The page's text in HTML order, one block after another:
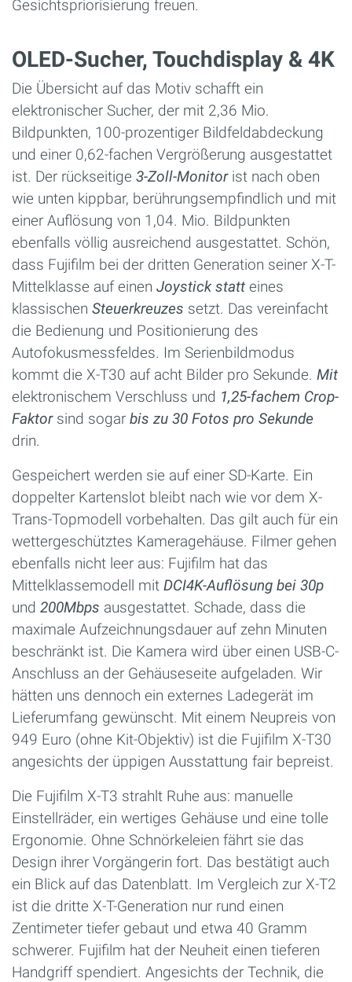
Gesichtspriorisierung freuen.
OLED-Sucher, Touchdisplay & 4K
Die Übersicht auf das Motiv schafft ein
elektronischer Sucher, der mit 2,36 Mio.
Bildpunkten, 100-prozentiger Bildfeldabdeckung
und einer 0,62-fachen Vergrößerung ausgestattet
ist. Der rückseitige 3-Zoll-Monitor ist nach oben
wie unten kippbar, berührungsempfindlich und mit
einer Auflösung von 1,04. Mio. Bildpunkten
ebenfalls völlig ausreichend ausgestattet. Schön,
dass Fujifilm bei der dritten Generation seiner X-T-
Mittelklasse auf einen Joystick statt eines
klassischen Steuerkreuzes setzt. Das vereinfacht
die Bedienung und Positionierung des
Autofokusmessfeldes. Im Serienbildmodus
kommt die X-T30 auf acht Bilder pro Sekunde. Mit
elektronischem Verschluss und 1,25-fachem Crop-
Faktorsind sogar bis zu 30 Fotos pro Sekunde
drin.
Gespeichert werden sie auf einer SD-Karte. Ein
doppelter Kartenslot bleibt nach wie vor dem X-
Trans-Topmodell vorbehalten. Das gilt auch für ein
wettergeschütztes Kameragehäuse. Filmer gehen
ebenfalls nicht leer aus: Fujifilm hat das
Mittelklassemodell mit DCI4K-Auflösung bei 30p
und 200Mbps ausgestattet. Schade, dass die
maximale Aufzeichnungsdauer auf zehn Minuten
beschränkt ist. Die Kamera wird über einen USB-C-
Anschluss an der Gehäuseseite aufgeladen. Wir
hätten uns dennoch ein externes Ladegerät im
Lieferumfang gewünscht. Mit einem Neupreis von
949 Euro (ohne Kit-Objektiv) ist die Fujifilm X-T30
angesichts der üppigen Ausstattung fair bepreist.
Die Fujifilm X-T3 strahlt Ruhe aus: manuelle
Einstellräder, ein wertiges Gehäuse und eine tolle
Ergonomie. Ohne Schnörkeleien fährt sie das
Design ihrer Vorgängerin fort. Das bestätigt auch
ein Blick auf das Datenblatt. Im Vergleich zur X-T2
ist die dritte X-T-Generation nur rund einen
Zentimeter tiefer gebaut und etwa 40 Gramm
schwerer. Fujifilm hat der Neuheit einen tieferen
Handgriff spendiert. Angesichts der Technik, die